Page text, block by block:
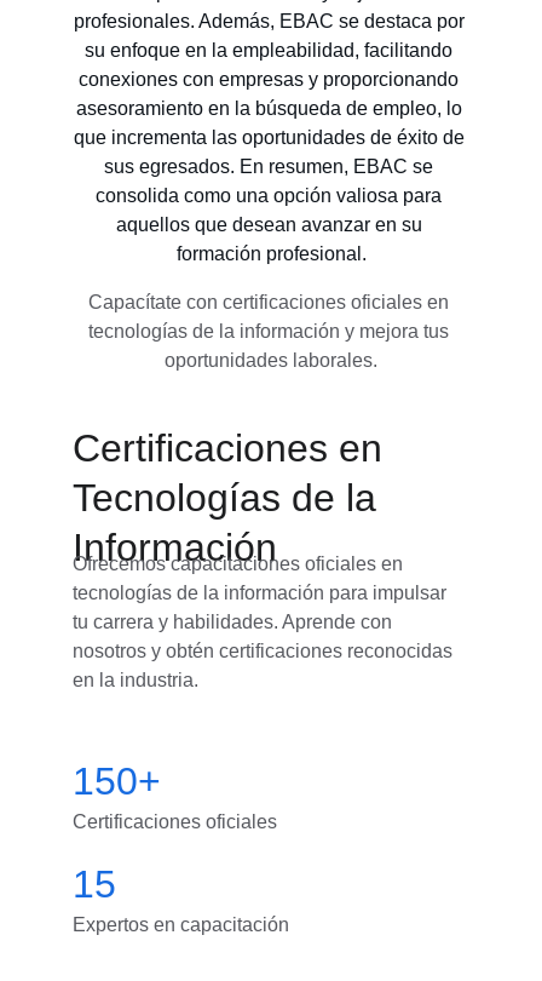
profesionales. Además, EBAC se destaca por
su enfoque en la empleabilidad, facilitando
conexiones con empresas y proporcionando
asesoramiento en la búsqueda de empleo, lo
que incrementa las oportunidades de éxito de
sus egresados. En resumen, EBAC se
consolida como una opción valiosa para
aquellos que desean avanzar en su
formación profesional.
Capacítate con certificaciones oficiales en
tecnologías de la información y mejora tus
oportunidades laborales.
Certificaciones en
Tecnologías de la
Información
Ofrecemos capacitaciones oficiales en
tecnologías de la información para impulsar
tu carrera y habilidades. Aprende con
nosotros y obtén certificaciones reconocidas
en la industria.
150+
15
Expertos en capacitación
Certificaciones oficiales